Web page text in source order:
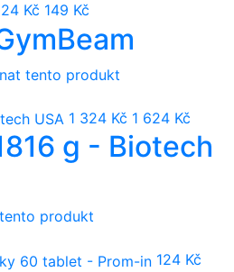
Kč 149 Kč
tento produkt
1 324 Kč 1 624 Kč
g - Biotech
produkt
124 Kč